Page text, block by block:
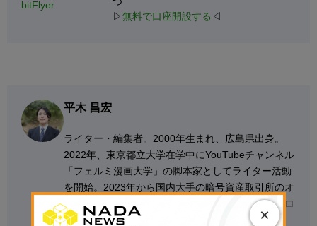
bitFlyer
▷無料で口座開設する ◁
平木 昌宏
ライター・編集者。2000年生まれ、広島県出身。
2022年、東京都立大学在学中にYouTubeチャンネル
「フェルミ漫画大学」の脚本家としてライター活動
を開始。2023年から国内大手の暗号資産取引所のオ
ウンドメディアで編集長を務め、2024年に編集プロ
ダクション「アルファブルーム株式会社」を創業。
×